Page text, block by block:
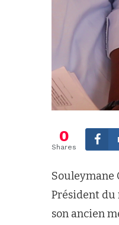
0
Shares
Souleymane
Président du
son ancien